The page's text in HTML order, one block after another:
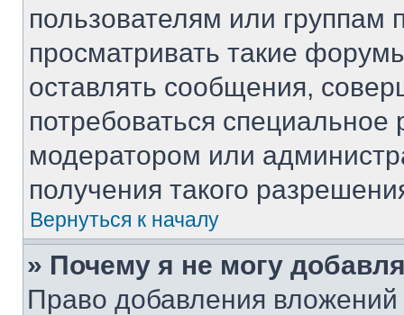
пользователям или группам
просматривать такие
оставлять сообщения,
потребоваться
модератором или
получения такого
Вернуться к началу
» Почему я не могу
Право добавления